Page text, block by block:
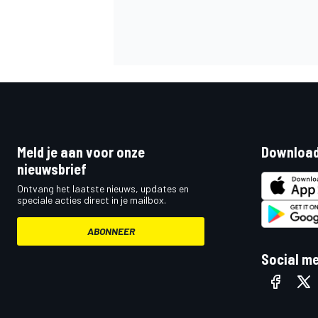
Meld je aan voor onze
nieuwsbrief
Ontvang het laatste nieuws, updates en
speciale acties direct in je mailbox.
ABONNEER
Social